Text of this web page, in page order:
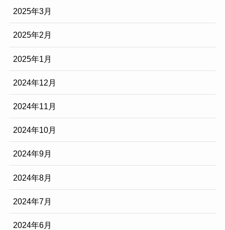
2025年3月
2025年2月
2025年1月
2024年12月
2024年11月
2024年10月
2024年9月
2024年8月
2024年7月
2024年6月